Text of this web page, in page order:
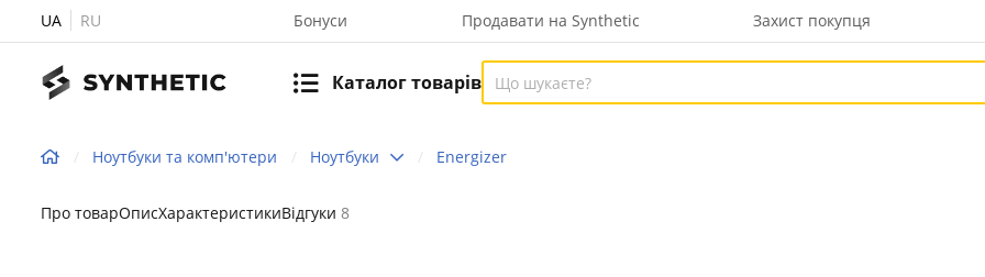
UA RU Бонуси Продавати на Synthetic Захист покупця
Каталог товарів
Ноутбуки та комп'ютери Ноутбуки Energizer
Про товарОписХарактеристикиВідгуки 8